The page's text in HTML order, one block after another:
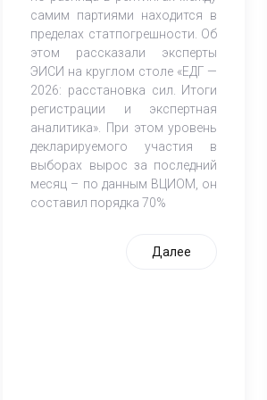
самим партиями находится в
пределах статпогрешности. Об
этом рассказали эксперты
ЭИСИ на круглом столе «ЕДГ —
2026: расстановка сил. Итоги
регистрации и экспертная
аналитика». При этом уровень
декларируемого участия в
выборах вырос за последний
месяц – по данным ВЦИОМ, он
составил порядка 70%
Далее